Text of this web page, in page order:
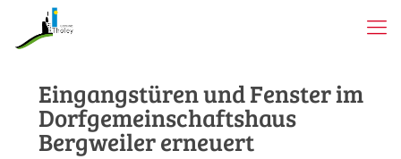
Eingangstüren und Fenster im
Dorfgemeinschaftshaus
Bergweiler erneuert